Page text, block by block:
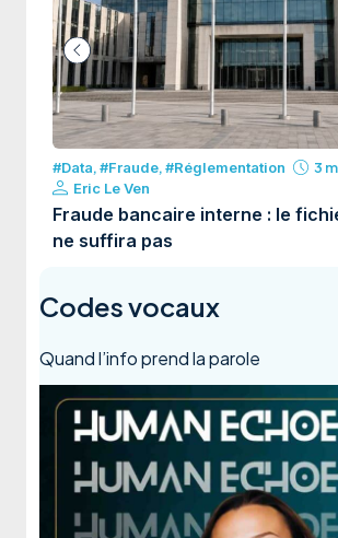
#Data,#Fraude,#Réglementation
3
Eric Le Ven
Fraude bancaire interne : le
ne suffira pas
Codes vocaux
Quand l’info prend la parole